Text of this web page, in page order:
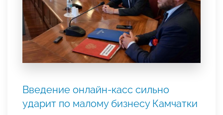
Введение онлайн-касс сильно
ударит по малому бизнесу Камчатки